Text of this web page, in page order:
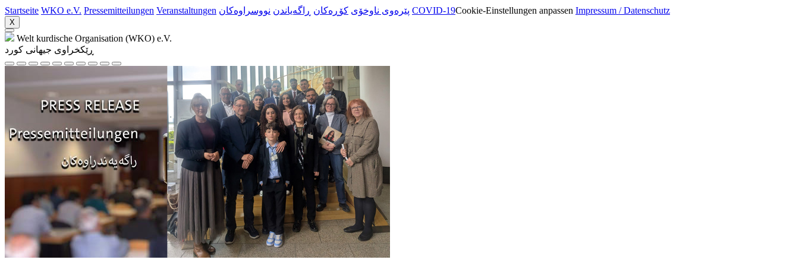
Startseite WKO e.V. Pressemitteilungen Veranstaltungen پێرەوی ناوخۆی کۆڕەکان ڕاگەیاندن نووسراوه‌کان COVID-19Cookie-Einstellungen anpassen Impressum / Datenschutz
X
Welt kurdische Organisation (WKO) e.V.
ڕێکخراوی جیهانی کورد